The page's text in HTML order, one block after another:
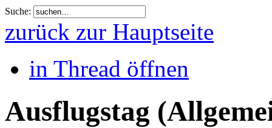
Suche:
zurück zur Hauptseite
in Thread öffnen
Ausflugstag